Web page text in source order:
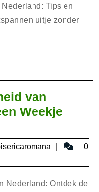
Weg
Tips en
uitje zonder
van
Weekje
0
Nederland: Ontdek de